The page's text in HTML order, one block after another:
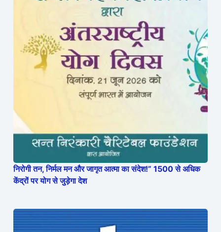
निरोगी तन, निर्मल मन और जागृत आत्मा का संदेश!” 1500 से अधिक
केंद्रों पर योग से जुड़ेगा देश